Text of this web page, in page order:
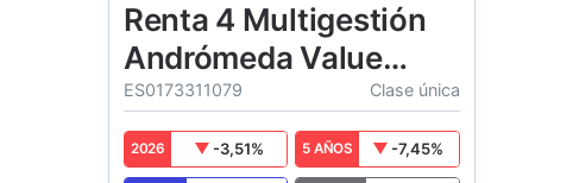
Renta 4 Multigestión
Andrómeda Value
Capital FI
ES0173311079 Clase única
2026 -3,51% 5 AÑOS -7,45%